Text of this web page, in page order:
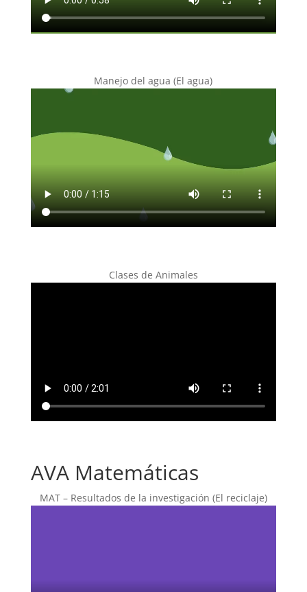
Manejo del agua (El agua)
Clases de Animales
AVA Matemáticas
MAT – Resultados de la investigación (El reciclaje)